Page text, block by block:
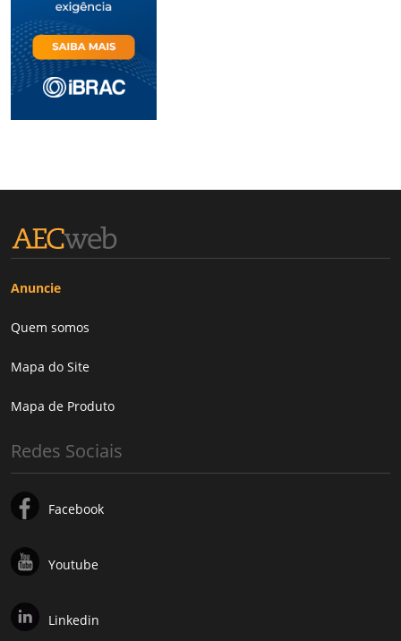
Anuncie
Quem somos
Mapa do Site
Mapa de Produto
Redes Sociais
Facebook
Youtube
Linkedin